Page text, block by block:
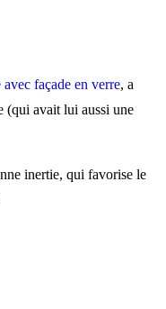
façade en verre, a
(qui avait lui aussi une
inertie, qui favorise le